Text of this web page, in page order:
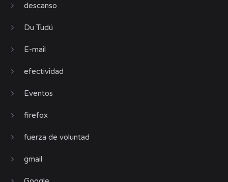
descanso
Du Tudú
E-mail
efectividad
Eventos
firefox
fuerza de voluntad
gmail